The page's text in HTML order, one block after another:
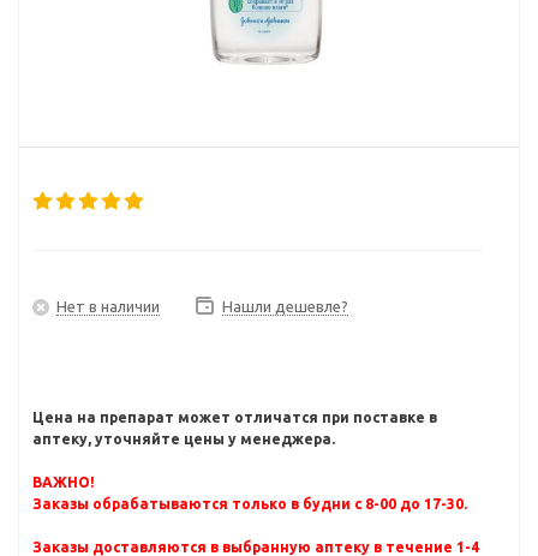
Нет в наличии Нашли дешевле?
Цена на препарат может отличатся при поставке в
аптеку, уточняйте цены у менеджера.
ВАЖНО!
Заказы обрабатываются только в будни с 8-00 до 17-30.
Заказы доставляются в выбранную аптеку в течение 1-4